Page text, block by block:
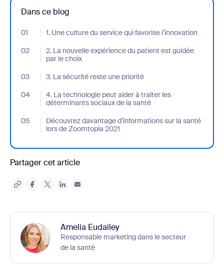
Dans ce blog
01 1. Une culture du service qui favorise l’innovation
- Jumplink to 1. Une culture du service qui favorise l’innovation
02
2. La nouvelle expérience du patient est guidée
par le choix
- Jumplink to 2. La nouvelle expérience du patient est guidée
03 3. La sécurité reste une priorité
- Jumplink to 3. La sécurité reste une priorité
04
4. La technologie peut aider à traiter les
déterminants sociaux de la santé
- Jumplink to 4. La technologie peut aider à traiter les
05
Découvrez davantage d’informations sur la santé
lors de Zoomtopia 2021
- Jumplink to Découvrez davantage d’informations sur la santé
Partager cet article
Amelia Eudailey
Responsable marketing dans le secteur
de la santé